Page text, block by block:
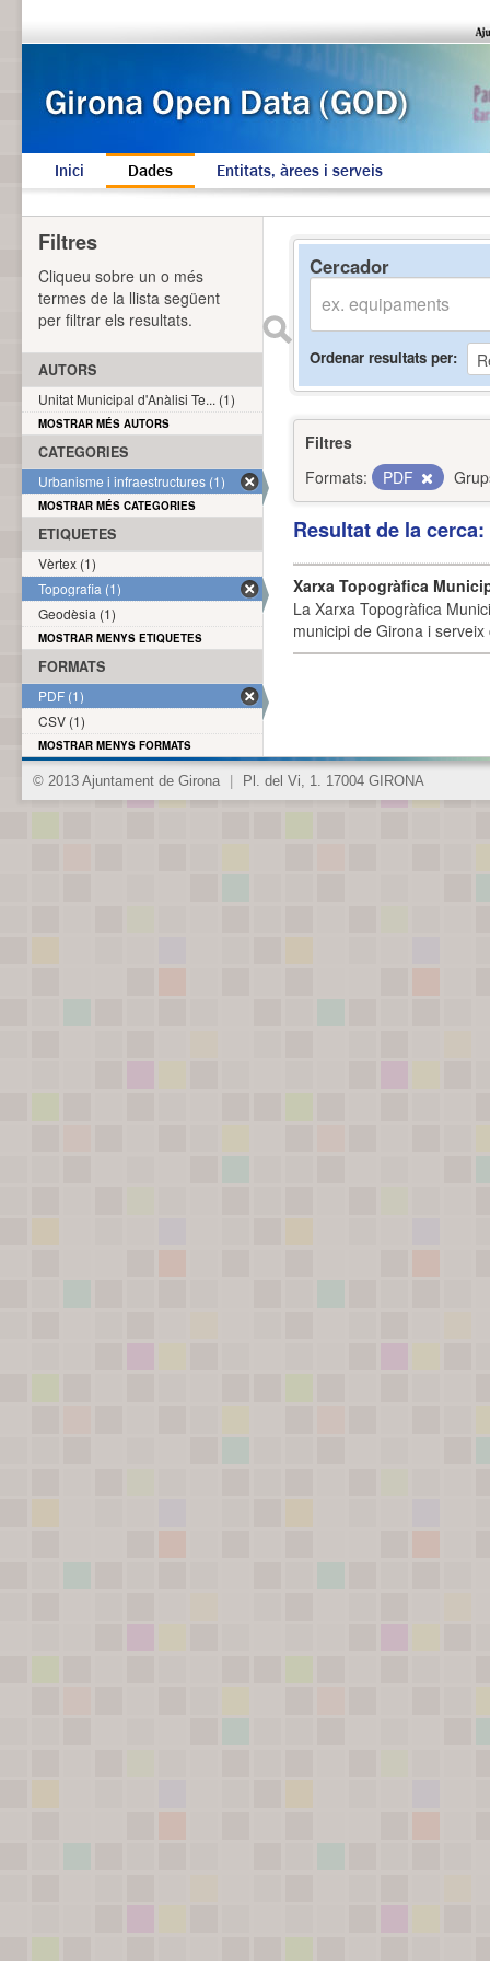
Inici Dades Entitats, àrees i serveis
Cercador
Ordenar resultats per
Filtres
Formats:
PDF
Resultat de la
Xarxa Topogràfica
La Xarxa Topogràfica
municipi de Girona i
Filtres
Cliqueu sobre un o més
termes de la llista següent
per filtrar els resultats.
AUTORS
Unitat Municipal d'Anàlisi Te... (1)
MOSTRAR MÉS AUTORS
CATEGORIES
Urbanisme i infraestructures (1)
MOSTRAR MÉS CATEGORIES
ETIQUETES
Vèrtex (1)
Topografia (1)
Geodèsia (1)
MOSTRAR MENYS ETIQUETES
FORMATS
PDF (1)
CSV (1)
MOSTRAR MENYS FORMATS
© 2013 Ajuntament de Girona Pl. del Vi, 1. 17004 GIRONA